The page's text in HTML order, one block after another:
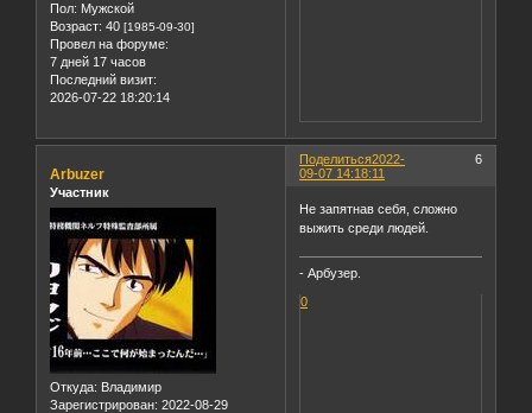
Пол: Мужской
Возраст: 40 [1985-09-30]
Провел на форуме:
7 дней 17 часов
Последний визит:
2026-07-22 18:20:14
Поделиться 6
2022-
09-07 14:18:11
Arbuzer
Участник
Откуда: Владимир
Зарегистрирован: 2022-08-29
Не запятнав себя, сложно
выжить среди людей.
- Арбузер.
0